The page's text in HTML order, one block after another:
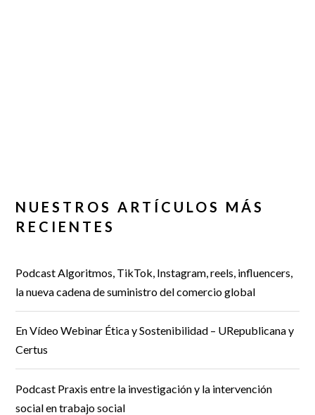
NUESTROS ARTÍCULOS MÁS
RECIENTES
Podcast Algoritmos, TikTok, Instagram, reels, influencers,
la nueva cadena de suministro del comercio global
En Vídeo Webinar Ética y Sostenibilidad – URepublicana y
Certus
Podcast Praxis entre la investigación y la intervención
social en trabajo social